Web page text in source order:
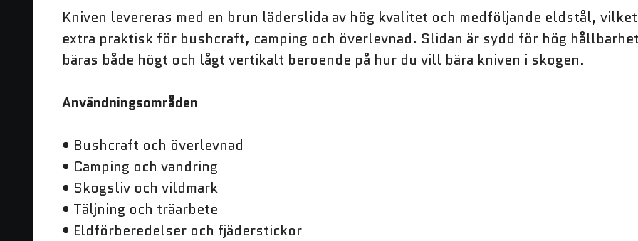
Kniven levereras med en brun läderslida av hög kvalitet och medföljande eldstål,
extra praktisk för bushcraft, camping och överlevnad. Slidan är sydd för hög
bäras både högt och lågt vertikalt beroende på hur du vill bära kniven i skogen.
Användningsområden
• Bushcraft och överlevnad
• Camping och vandring
• Skogsliv och vildmark
• Täljning och träarbete
• Eldförberedelser och fjäderstickor